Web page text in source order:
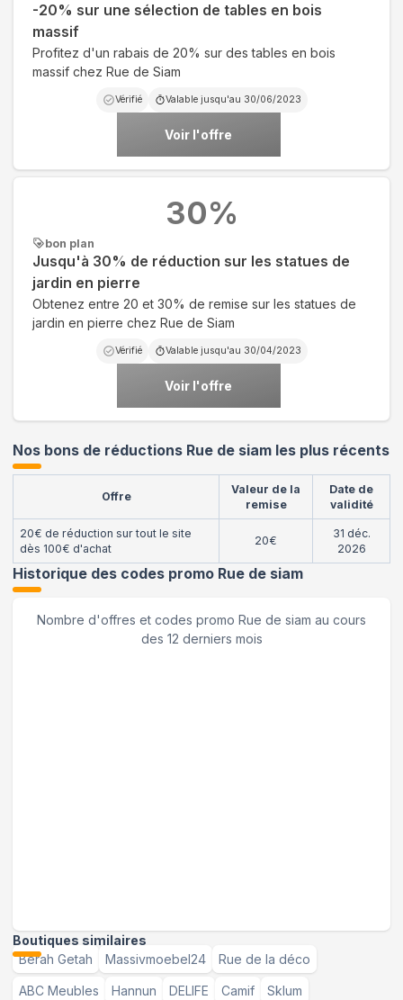
-20% sur une sélection de tables en bois
massif
Profitez d'un rabais de 20% sur des tables en bois
massif chez Rue de Siam
Vérifié Valable jusqu'au 30/06/2023
Voir l'offre
bon plan
Jusqu'à 30% de réduction sur les statues de
jardin en pierre
Obtenez entre 20 et 30% de remise sur les statues de
jardin en pierre chez Rue de Siam
Vérifié Valable jusqu'au 30/04/2023
Voir l'offre
30%
Nos bons de réductions Rue de siam les plus récents
Offre
Valeur de la
remise
Date de
validité
20€ de réduction sur tout le site
dès 100€ d'achat
20€
31 déc.
2026
Historique des codes promo Rue de siam
Nombre d'offres et codes promo Rue de siam au cours
des 12 derniers mois
Boutiques similaires
Berah Getah
Massivmoebel24 Rue de la déco
ABC Meubles Hannun DELIFE Camif Sklum